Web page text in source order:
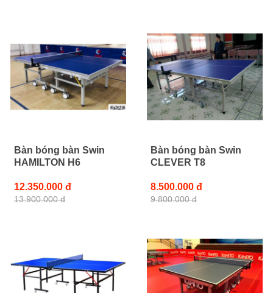
Bàn bóng bàn Swin
HAMILTON H6
12.350.000 đ
13.900.000 đ
Bàn bóng bàn Swin
CLEVER T8
8.500.000 đ
9.800.000 đ